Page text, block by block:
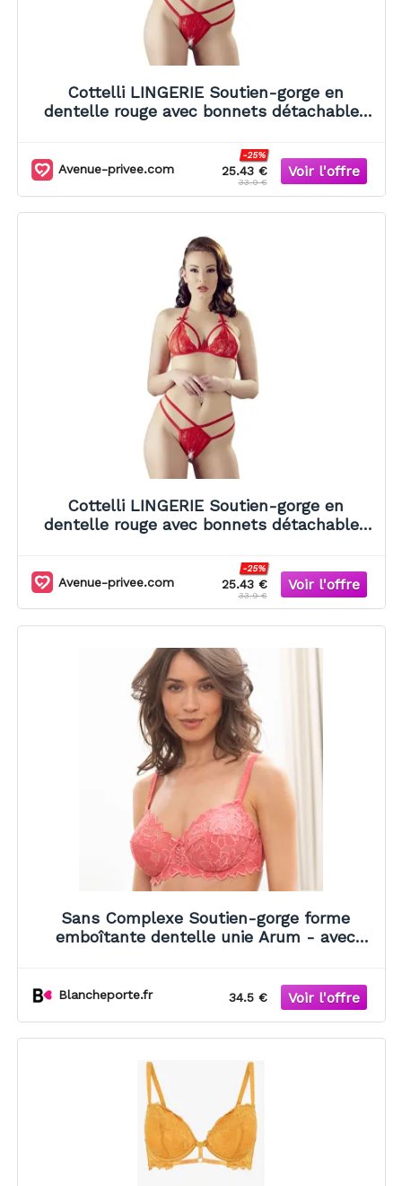
Cottelli LINGERIE Soutien-gorge en
dentelle rouge avec bonnets détachables
Avenue-privee.com 25.43 €
-25%
33.9 €
Cottelli LINGERIE Soutien-gorge en
dentelle rouge avec bonnets détachables
Avenue-privee.com 25.43 €
-25%
33.9 €
Sans Complexe Soutien-gorge forme
emboîtante dentelle unie Arum - avec
Blancheporte.fr 34.5 €